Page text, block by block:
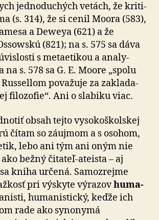
jed­no­du­chých vetách, že kri­ti­
(s. 314), že si cenil Moora (583),
a Deweya (621) a že
(821); na s. 575 sa dáva
s me­ta­etikou a ana­ly­
s. 578 sa G. E. Moore „spolu
po­va­žuje za za­kla­da­
fi­lo­zo­fie“. Ani o sla­biku viac.
obsah tejto vysoko­škol­skej
čítam so záujmom a s osohom,
lebo ani tým ani oným nie
bežný čitateľ-ateista – aj
kniha určená. Samo­zrejme
pri výskyte vý­ra­zovhu­ma­
hu­ma­nis­tický, keďže ich
rade ako syno­nymá